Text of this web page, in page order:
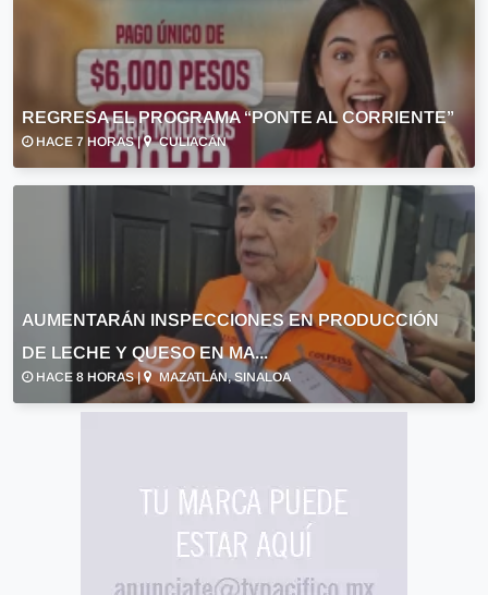
REGRESA EL PROGRAMA “PONTE AL CORRIENTE”
HACE 7 HORAS | CULIACÁN
AUMENTARÁN INSPECCIONES EN PRODUCCIÓN
DE LECHE Y QUESO EN MA...
HACE 8 HORAS | MAZATLÁN, SINALOA